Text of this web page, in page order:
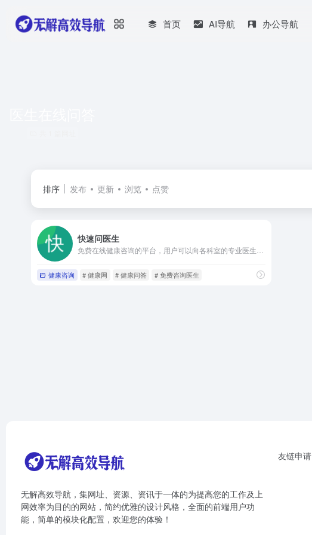
首页 AI导航 办公导航
排序 发布 更新 浏览 点赞
快速问医生
健康咨询 # 健康网 # 健康问答 # 免费咨询医生
无解高效导航，集网址、资源、资讯于一体的为提高您的工作及上
网效率为目的的网站，简约优雅的设计风格，全面的前端用户功
能，简单的模块化配置，欢迎您的体验！
友链申请